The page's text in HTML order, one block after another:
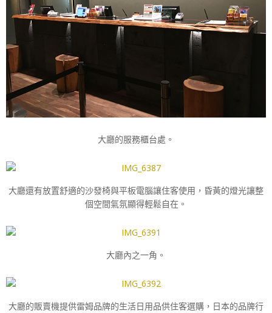
大廳的服務櫃台處。
大廳還有放置舒適的沙發椅與平板電腦讓住客使用，昏黃的燈光讓整
個空間氣氛顯得輕鬆自在。
大廳內之一角。
大廳的販賣機提供雷姆品牌的生活日用品供住客選購，日本的品牌行